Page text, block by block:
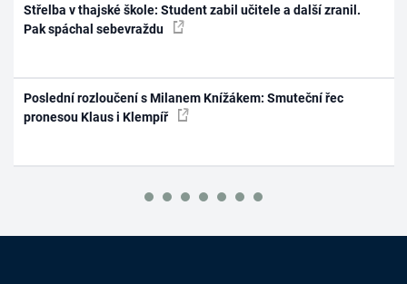
Střelba v thajské škole: Student zabil učitele a další zranil.
Pak spáchal sebevraždu
Poslední rozloučení s Milanem Knížákem: Smuteční řec
pronesou Klaus i Klempíř